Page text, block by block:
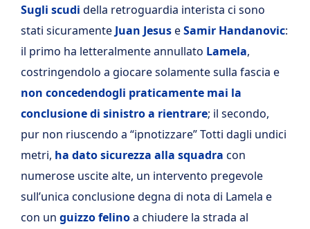
Sugli scudi della retroguardia interista ci sono
stati sicuramente Juan JesuseSamir Handanovic:
il primo ha letteralmente annullato Lamela,
costringendolo a giocare solamente sulla fascia e
non concedendogli praticamente mai la
conclusione di sinistro a rientrare; il secondo,
pur non riuscendo a “ipnotizzare” Totti dagli undici
metri, ha dato sicurezza alla squadra con
numerose uscite alte, un intervento pregevole
sull’unica conclusione degna di nota di Lamela e
con un guizzo felinoa chiudere la strada al